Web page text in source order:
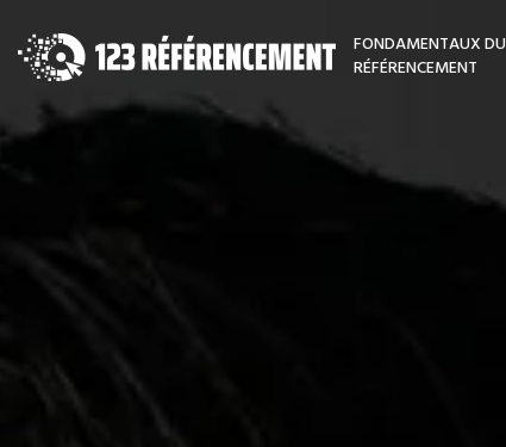
FONDAMENTAUX DU
RÉFÉRENCEMENT